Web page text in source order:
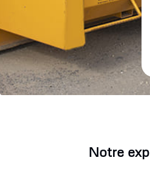
Notre